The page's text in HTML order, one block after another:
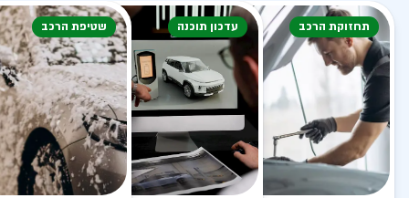
תחזוקת הרכב עדכון תוכנה שטיפת הרכב